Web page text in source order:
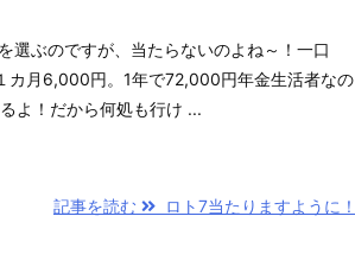
選ぶのですが、当たらないのよね～！一口
カ月6,000円。1年で72,000円年金生活者なの
よ！だから何処も行け ...
記事を読む ロト7当たりますように！